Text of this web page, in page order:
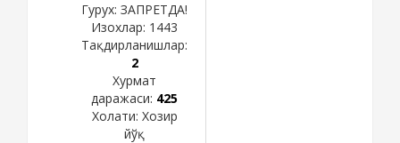
Гурух: ЗАПРЕТДА!
Изохлар: 1443
Тақдирланишлар:
2
Хурмат
даражаси: 425
Холати: Хозир
йўқ